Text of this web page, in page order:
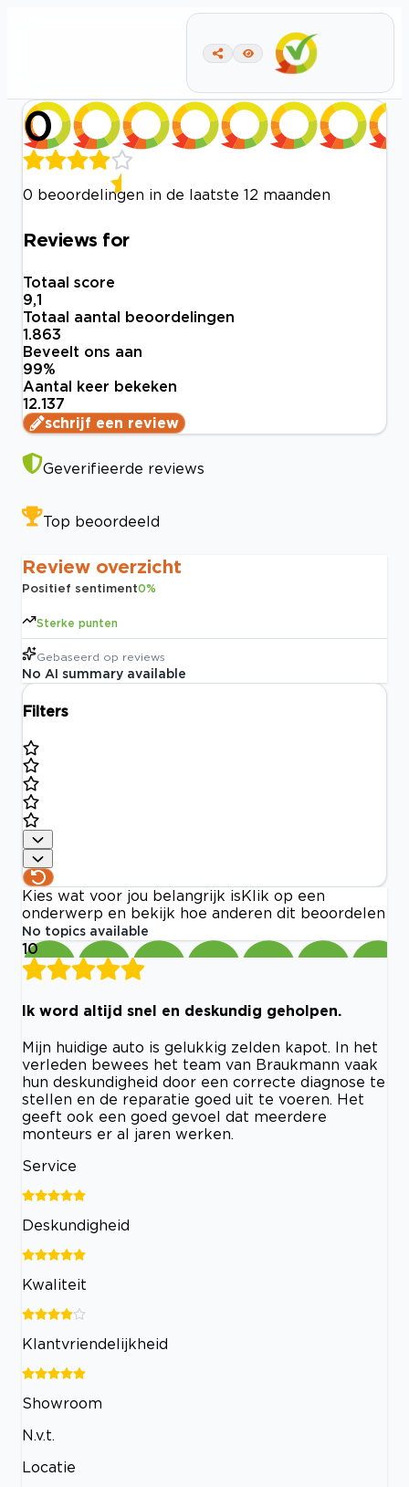
0
0 beoordelingen in de laatste 12 maanden
Reviews for
Totaal score
9,1
Totaal aantal beoordelingen
1.863
Beveelt ons aan
99%
Aantal keer bekeken
12.137
schrijf een review
Geverifieerde reviews
Top beoordeeld
Review overzicht
Positief sentiment0%
Sterke punten
Gebaseerd op reviews
No AI summary available
Filters
Kies wat voor jou belangrijk is Klik op een
onderwerp en bekijk hoe anderen dit beoordelen
No topics available
10
Ik word altijd snel en deskundig geholpen.
Mijn huidige auto is gelukkig zelden kapot. In het
verleden bewees het team van Braukmann vaak
hun deskundigheid door een correcte diagnose te
stellen en de reparatie goed uit te voeren. Het
geeft ook een goed gevoel dat meerdere
monteurs er al jaren werken.
Service
Deskundigheid
Kwaliteit
Klantvriendelijkheid
Showroom
N.v.t.
Locatie